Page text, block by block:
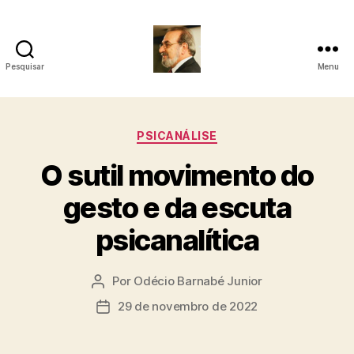
Pesquisar
Girola
-
Psicanalista
e
Terapeuta
Familiar
Menu
Categorias
PSICANÁLISE
O sutil movimento do
gesto e da escuta
psicanalítica
Autor
do
post
Por Odécio Barnabé Junior
Data29 de novembro de 2022